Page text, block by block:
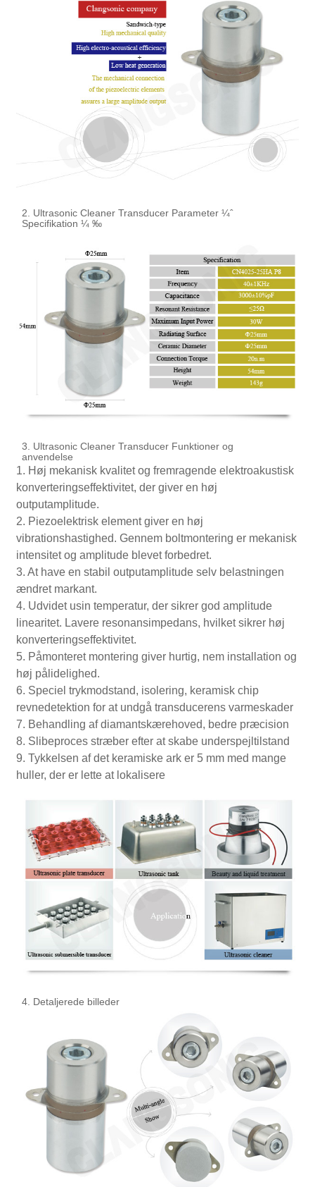
2. Ultrasonic Cleaner Transducer Parameter ¼ˆ
Specifikation ¼ ‰
3. Ultrasonic Cleaner Transducer Funktioner og
anvendelse
1. Høj mekanisk kvalitet og fremragende elektroakustisk
konverteringseffektivitet, der giver en høj
outputamplitude.
2. Piezoelektrisk element giver en høj
vibrationshastighed. Gennem boltmontering er mekanisk
intensitet og amplitude blevet forbedret.
3. At have en stabil outputamplitude selv belastningen
ændret markant.
4. Udvidet usin temperatur, der sikrer god amplitude
linearitet. Lavere resonansimpedans, hvilket sikrer høj
konverteringseffektivitet.
5. Påmonteret montering giver hurtig, nem installation og
høj pålidelighed.
6. Speciel trykmodstand, isolering, keramisk chip
revnedetektion for at undgå transducerens varmeskader
7. Behandling af diamantskærehoved, bedre præcision
8. Slibeproces stræber efter at skabe underspejltilstand
9. Tykkelsen af ​​det keramiske ark er 5 mm med mange
huller, der er lette at lokalisere
4. Detaljerede billeder